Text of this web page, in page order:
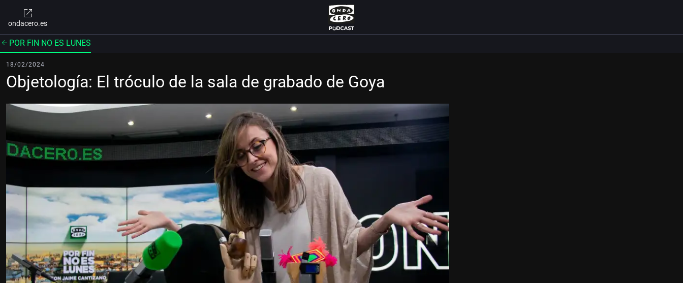
ondacero.es
POR FIN NO ES LUNES
18/02/2024
Objetología: El tróculo de la sala de grabado de Goya